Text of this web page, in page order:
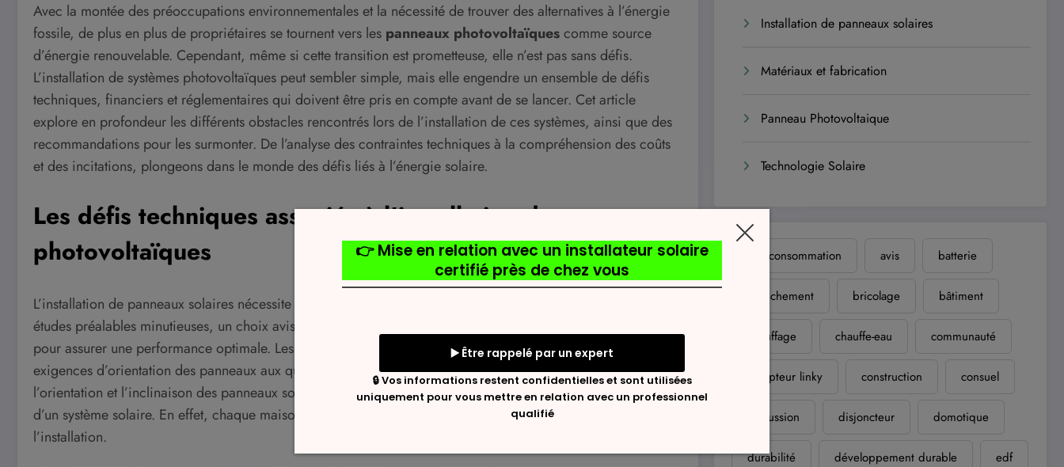
Avec la montée des préoccupations environnementales et la nécessité de trouver des alternatives à l’énergie
fossile, de plus en plus de propriétaires se tournent vers les panneaux photovoltaïquescomme source
d’énergie renouvelable. Cependant, même si cette transition est prometteuse, elle n’est pas sans défis.
L’installation de systèmes photovoltaïques peut sembler simple, mais elle engendre un ensemble de défis
techniques, financiers et réglementaires qui doivent être pris en compte avant de se lancer. Cet article
explore en profondeur les différents obstacles rencontrés lors de l’installation de ces systèmes, ainsi que des
recommandations pour les surmonter. De l’analyse des contraintes techniques à la compréhension des coûts
et des incitations, plongeons dans le monde des défis liés à l’énergie solaire.
Les défis techniques associés à l’installation de panneaux
photovoltaïques
L’installation de panneaux solaires nécessite bien plus que simplement fixer des plaques sur un toit. Des
études préalables minutieuses, un choix avisé des matériaux et une mise en œuvre experte sont nécessaires
pour assurer une performance optimale. Les défis techniques se présentent sous diverses formes, allant des
exigences d’orientation des panneaux aux questions de compatibilité des équipements. D’ailleurs,
l’orientation et l’inclinaison des panneaux sont des éléments clés qui influenceront la productivité énergétique
d’un système solaire. En effet, chaque maison est unique, et une analyse approfondie est essentielle avant
l’installation.
Installation de panneaux solaires
Matériaux et fabrication
Panneau Photovoltaique
Technologie Solaire
autoconsommation avis batterie
branchement bricolage bâtiment
chauffage chauffe-eau communauté
compteur linky construction consuel
discussion disjoncteur domotique
durabilité développement durable edf